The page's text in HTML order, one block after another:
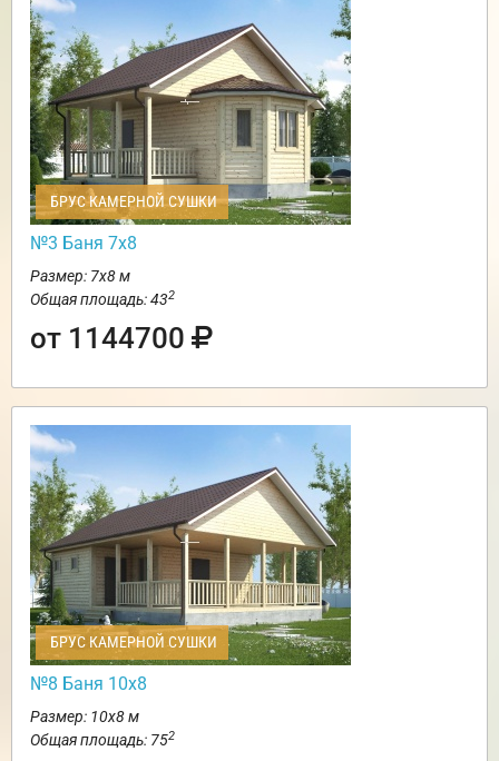
БРУС КАМЕРНОЙ СУШКИ
№3 Баня 7х8
Размер: 7х8 м
Общая площадь: 432
от 1144700
БРУС КАМЕРНОЙ СУШКИ
№8 Баня 10х8
Размер: 10х8 м
Общая площадь: 752